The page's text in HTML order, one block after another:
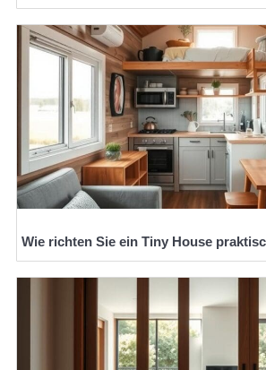
Wie richten Sie ein Tiny House